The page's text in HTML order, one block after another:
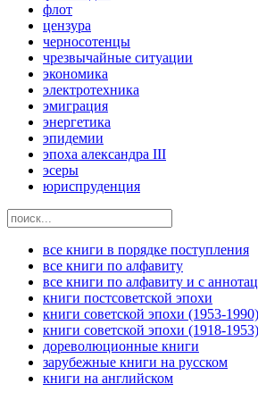
флот
цензура
черносотенцы
чрезвычайные ситуации
экономика
электротехника
эмиграция
энергетика
эпидемии
эпоха александра III
эсеры
юриспруденция
все книги в порядке поступления
все книги по алфавиту
все книги по алфавиту и с
книги постсоветской эпохи
книги советской эпохи (1953-1990)
книги советской эпохи (1918-1953)
дореволюционные книги
зарубежные книги на русском
книги на английском